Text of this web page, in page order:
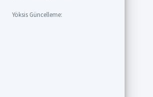
Yöksis Güncelleme: